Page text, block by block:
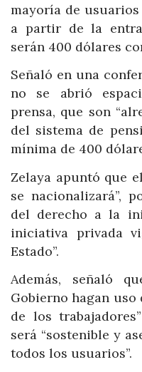
mayoría de
a partir de la
serán 400 dólares
Señaló en una
no se abrió
prensa, que son
del sistema de
mínima de 400
Zelaya apuntó que
se nacionalizará”,
del derecho a la
iniciativa privada
Estado”.
Además, señaló
Gobierno hagan uso
de los
será “sostenible y
todos los usuarios”.